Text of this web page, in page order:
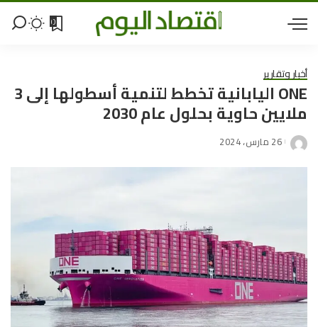
0
أخبار وتقارير
ONE اليابانية تخطط لتنمية أسطولها إلى 3
ملايين حاوية بحلول عام 2030
26 مارس، 2024